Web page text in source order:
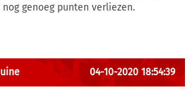
genoeg punten verliezen.
04-10-2020 18:54:39